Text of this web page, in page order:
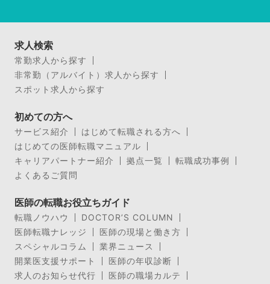
求人検索
常勤求人から探す
非常勤（アルバイト）求人から探す
スポット求人から探す
初めての方へ
サービス紹介
はじめて転職される方へ
はじめての医師転職マニュアル
キャリアパートナー紹介
拠点一覧
転職成功事例
よくあるご質問
医師の転職お役立ちガイド
転職ノウハウ
DOCTOR’S COLUMN
医師転職ナレッジ
医師の現場と働き方
スペシャルコラム
業界ニュース
開業医支援サポート
医師の年収診断
求人のお知らせ代行
医師の職場カルテ